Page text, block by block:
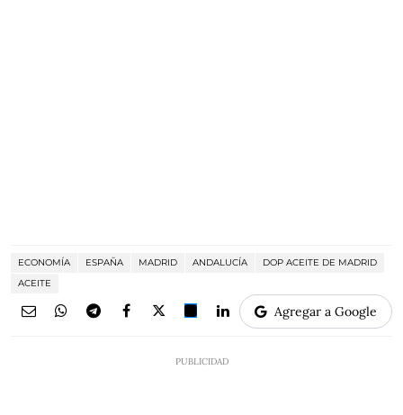
ECONOMÍA ESPAÑA MADRID ANDALUCÍA
DOP ACEITE DE MADRID
ACEITE
Agregar a Google